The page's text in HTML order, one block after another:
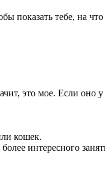
показать тебе, на
это мое. Если оно
кошек.
интересного